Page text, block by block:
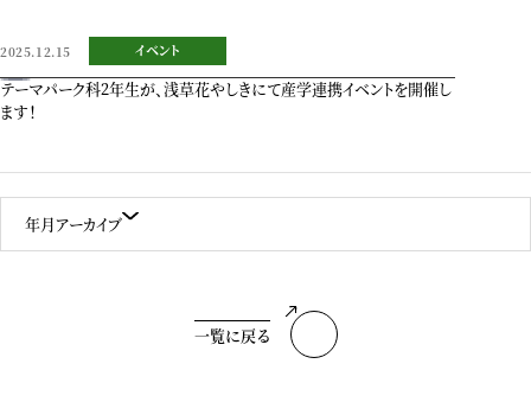
年月アーカイブ
2025.12.15 イベント
テーマパーク科2年生が、浅草花やしきにて産学連携イベントを開催し
ます！
一覧に戻る